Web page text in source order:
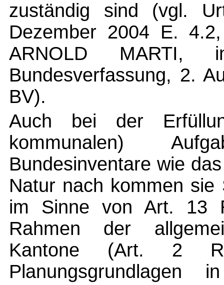
zuständig sind (vgl.
Dezember 2004 E.
ARNOLD MARTI,
Bundesverfassung, 2.
BV).
Auch bei der
kommunalen)
Bundesinventare wie
Natur nach kommen sie
im Sinne von Art. 13
Rahmen der
Kantone (Art. 2